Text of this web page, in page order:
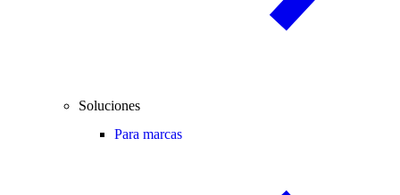
Soluciones
Para marcas